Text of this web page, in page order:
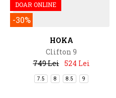
DOAR ONLINE
-30%
HOKA
Clifton 9
749 Lei 524 Lei
7.5 8 8.5 9